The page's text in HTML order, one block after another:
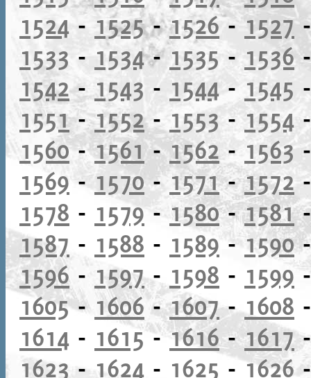
1524 - 1525-1526-1527
1533 - 1534- 1535- 1536
1542-1543 - 1544- 1545
1551-1552-1553-1554
1560-1561-1562 -1563
1569- 1570-1571-1572
1578 - 1579-1580-1581
1587 - 1588 - 1589-1590
1596 - 1597- 1598 - 1599
1605- 1606-1607-1608
1614 - 1615-1616-1617
1623- 1624 - 1625 -1626